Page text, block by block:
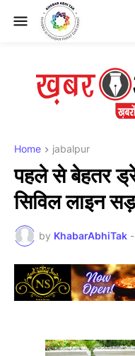
Home jabalpur
पहले से बेहतर
सिविल लाइन
by KhabarAbhiTak -